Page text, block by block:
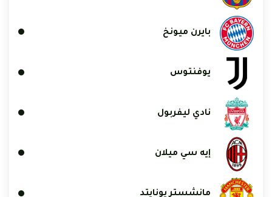
بايرن ميونخ
يوفنتوس
نادي ليفربول
إيه سي ميلان
مانشستر يونايتد